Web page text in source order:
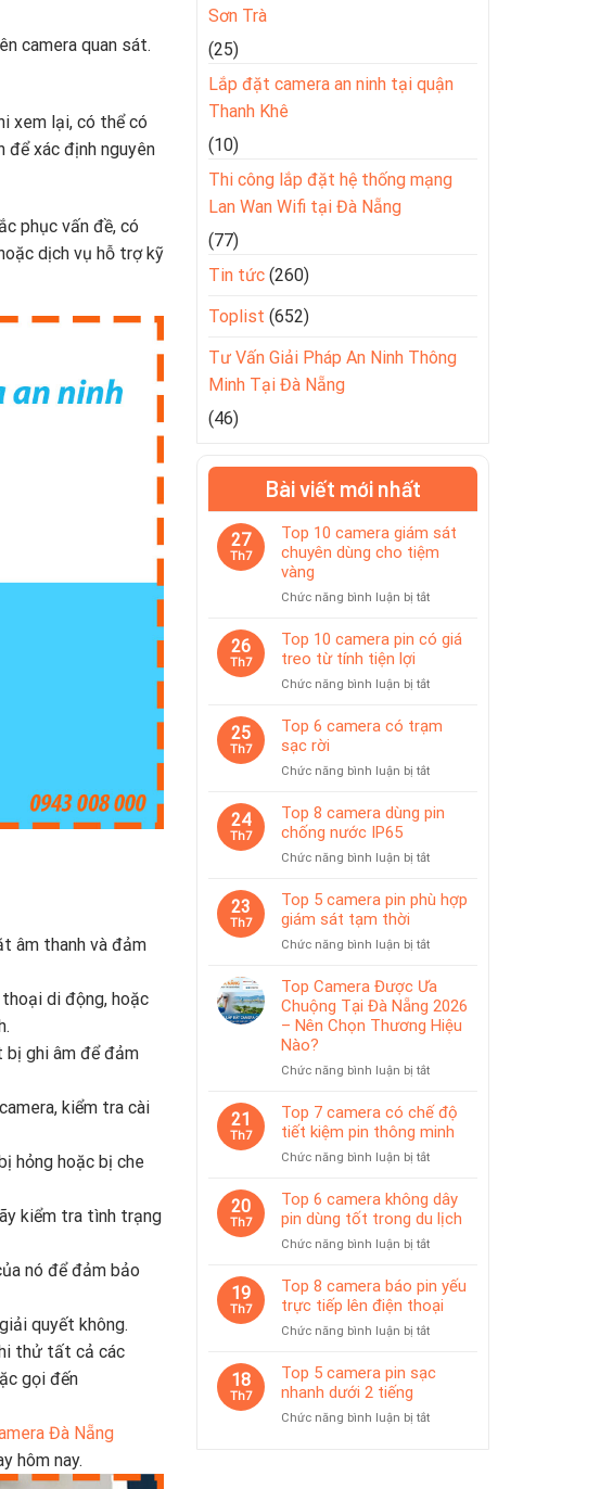
camera quan sát.
xem lại, có thể có
để xác định nguyên
phục vấn đề, có
dịch vụ hỗ trợ kỹ
âm thanh và đảm
di động, hoặc
bị ghi âm để đảm
kiểm tra cài
hỏng hoặc bị che
kiểm tra tình trạng
nó để đảm bảo
quyết không.
thử tất cả các
gọi đến
Đà Nẵng
hôm nay.
Sơn Trà
(25)
Lắp đặt camera an ninh tại quận
Thanh Khê
(10)
Thi công lắp đặt hệ thống mạng
Lan Wan Wifi tại Đà Nẵng
(77)
Tin tức (260)
Toplist (652)
Tư Vấn Giải Pháp An Ninh Thông
Minh Tại Đà Nẵng
(46)
Bài viết mới nhất
27
Th7
Top 10 camera giám sát
chuyên dùng cho tiệm
vàng
Chức năng bình luận bị tắtở
10
camera
sát
dùng
26
Th7
Top 10 camera pin có giá
treo từ tính tiện lợi
Chức năng bình luận bị tắtở
10
có
treo
25
Th7
Top 6 camera có trạm
sạc rời
Chức năng bình luận bị tắtở
6
trạm
rời
24
Th7
Top 8 camera dùng pin
chống nước IP65
Chức năng bình luận bị tắtở
8
camera
pin
nước
IP65
23
Th7
Top 5 camera pin phù hợp
giám sát tạm thời
Chức năng bình luận bị tắtở
5
camera
pin
phù
giám
tạm
thời
Top Camera Được Ưa
Chuộng Tại Đà Nẵng 2026
– Nên Chọn Thương Hiệu
Nào?
Chức năng bình luận bị tắtở
Camera
Được
Chuộng
Đà
Nẵng
Chọn
Thương
Hiệu
21
Th7
Top 7 camera có chế độ
tiết kiệm pin thông minh
Chức năng bình luận bị tắtở
camera
chế
tiết
kiệm
20
Th7
Top 6 camera không dây
pin dùng tốt trong du lịch
Chức năng bình luận bị tắtở
6
camera
không
dây
dùng
19
Th7
Top 8 camera báo pin yếu
trực tiếp lên điện thoại
Chức năng bình luận bị tắtở
8
pin
18
Th7
Top 5 camera pin sạc
nhanh dưới 2 tiếng
Chức năng bình luận bị tắtở